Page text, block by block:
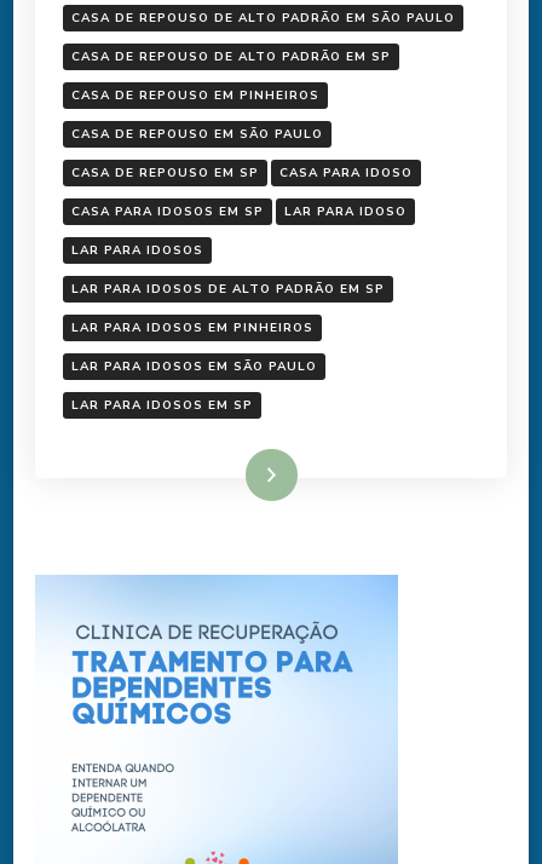
CASA DE REPOUSO DE ALTO PADRÃO EM SÃO PAULO
CASA DE REPOUSO DE ALTO PADRÃO EM SP
CASA DE REPOUSO EM PINHEIROS
CASA DE REPOUSO EM SÃO PAULO
CASA DE REPOUSO EM SP CASA PARA IDOSO
CASA PARA IDOSOS EM SP LAR PARA IDOSO
LAR PARA IDOSOS
LAR PARA IDOSOS DE ALTO PADRÃO EM SP
LAR PARA IDOSOS EM PINHEIROS
LAR PARA IDOSOS EM SÃO PAULO
LAR PARA IDOSOS EM SP
Ler mais